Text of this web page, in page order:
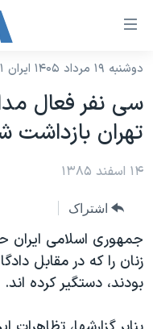
لینکهای
دسترسی
جهش
محتوای
اصلی
اصلی
جهش
به
جستجو
نسخه سبک وب‌سایت
موضوع ها
ایران
آمریکا
ورزشی
گزیده‌ها
ویژه برنامه‌ها
برنامه های تلویزیونی
جدول برنامه ها
صفحه‌های ویژه
جام جهانی ۲۰۲۶
عملیات خشم حماسی
۲۵۰سالگی آمریکا
فرکانس‌های صدای
پخش رادیویی
دوشنبه ۱۹ مرداد ۱۴۰۵ ایران ۰۸:۳۱
سی نفر فعال
تهران بازداشت
۱۴ اسفند ۱۳۸۵
اشتراک
زنان را که در مقابل
بودند، دستگير کرده اند.